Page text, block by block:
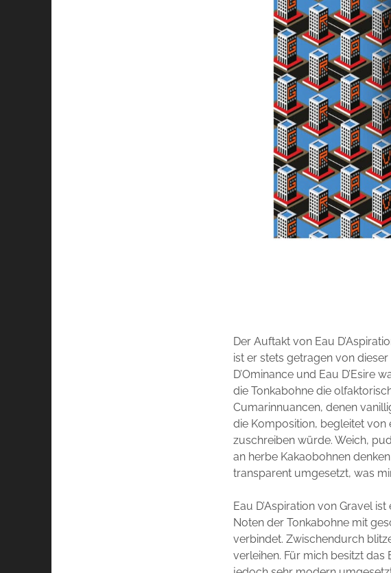
Der Auftakt von Eau
ist er stets getragen von
D’Ominance und Eau D’Esire
die Tonkabohne die
Cumarinnuancen, denen
die Komposition, begleitet von
zuschreiben würde. Weich,
an herbe Kakaobohnen
transparent umgesetzt, was
Eau D’Aspiration von Gravel
Noten der Tonkabohne mit
verbindet. Zwischendurch
verleihen. Für mich besitzt